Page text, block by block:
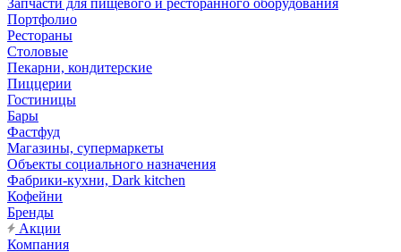
Запчасти для пищевого и ресторанного оборудования
Портфолио
Рестораны
Столовые
Пекарни, кондитерские
Пиццерии
Гостиницы
Бары
Фастфуд
Магазины, супермаркеты
Объекты социального назначения
Фабрики-кухни, Dark kitchen
Кофейни
Бренды
Акции
Компания